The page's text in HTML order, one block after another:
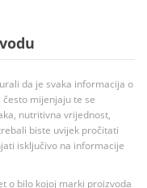
da je svaka informacija o
mijenjaju te se
nutritivna vrijednost,
biste uvijek pročitati
isključivo na informacije
o bilo kojoj marki proizvoda